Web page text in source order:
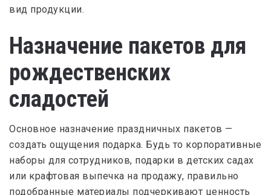
вид продукции.
Назначение пакетов для
рождественских
сладостей
Основное назначение праздничных пакетов —
создать ощущения подарка. Будь то корпоративные
наборы для сотрудников, подарки в детских садах
или крафтовая выпечка на продажу, правильно
подобранные материалы подчеркивают ценность